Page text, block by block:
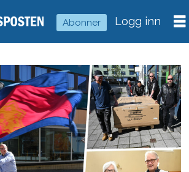
Abonner Logg inn